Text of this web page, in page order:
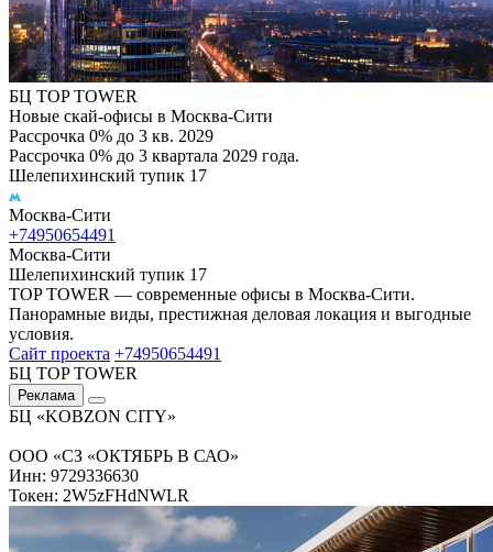
БЦ TOP TOWER
Новые скай-офисы в Москва-Сити
Рассрочка 0% до 3 кв. 2029
Рассрочка 0% до 3 квартала 2029 года.
Шелепихинский тупик 17
Москва-Сити
+74950654491
Москва-Сити
Шелепихинский тупик 17
TOP TOWER — современные офисы в Москва-Сити.
Панорамные виды, престижная деловая локация и выгодные
условия.
Сайт проекта +74950654491
БЦ TOP TOWER
Реклама
БЦ «KOBZON CITY»
ООО «СЗ «ОКТЯБРЬ В САО»
Инн: 9729336630
Токен: 2W5zFHdNWLR